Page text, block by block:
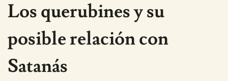
Los querubines y su
posible relación con
Satanás